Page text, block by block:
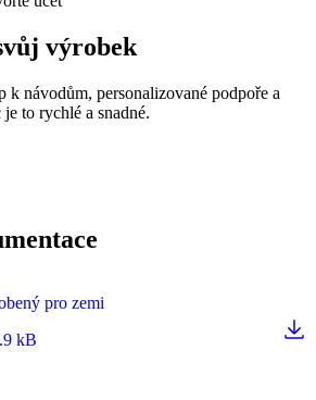
výrobek
k návodům, personalizované podpoře a
to rychlé a snadné.
pro zemi
kB